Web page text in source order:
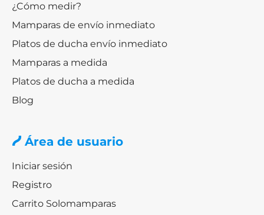
¿Cómo medir?
Mamparas de envío inmediato
Platos de ducha envío inmediato
Mamparas a medida
Platos de ducha a medida
Blog
Área de usuario
Iniciar sesión
Registro
Carrito Solomamparas